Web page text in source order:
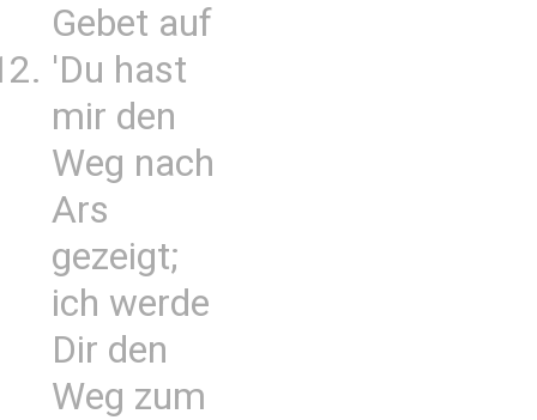
Gebet auf
'Du hast
mir den
Weg nach
Ars
gezeigt;
ich werde
Dir den
Weg zum